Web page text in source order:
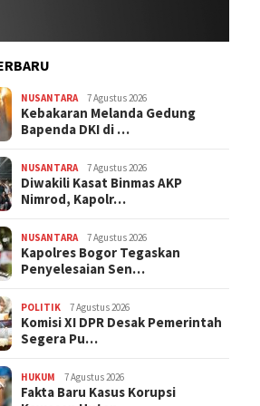
NUSANTARA 7 Agustus 2026
Kebakaran Melanda Gedung
Bapenda DKI di …
NUSANTARA 7 Agustus 2026
Diwakili Kasat Binmas AKP
Nimrod, Kapolr…
NUSANTARA 7 Agustus 2026
Kapolres Bogor Tegaskan
Penyelesaian Sen…
POLITIK 7 Agustus 2026
Komisi XI DPR Desak Pemerintah
Segera Pu…
HUKUM 7 Agustus 2026
Fakta Baru Kasus Korupsi